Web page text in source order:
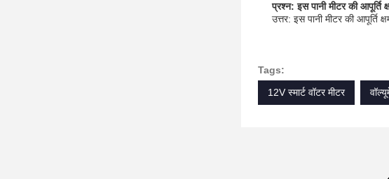
प्रश्न: इस पानी मीटर की आपूर्ति
उत्तर: इस पानी मीटर की आपूर्ति
Tags:
12V स्मार्ट वॉटर मीटर